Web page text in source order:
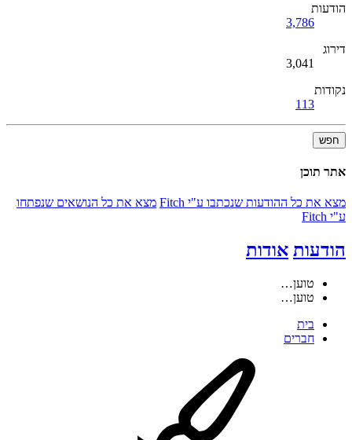
הודעות
3,786
דירוג
3,041
נקודות
113
חפש
אתר תוכן
מצא את כל ההודעות שנכתבו ע"י Fitch
מצא את כל הנושאים שנפתחו
ע"י Fitch
הודעות אודות
טוען…
טוען…
בית
חברים